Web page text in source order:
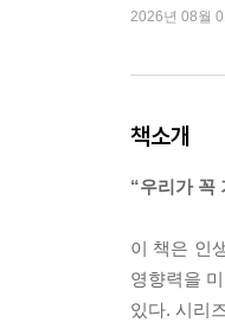
2026년 08월
책소개
“우리가 꼭
이 책은 인
영향력을
있다. 시리